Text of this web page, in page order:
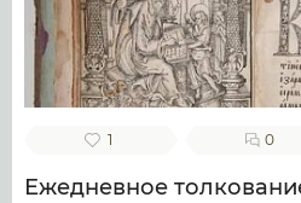
1 0
Ежедневное